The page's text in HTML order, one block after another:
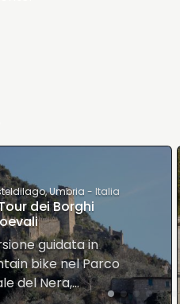
,Umbria - Italia
biciclette Umbria in
Bike
sono le possibili
favorite
collocazione del
percorrere…